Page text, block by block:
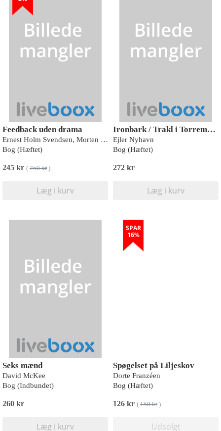
Feedback uden drama
Ernest Holm Svendsen, Morten W. Andersen
Bog (Hæftet)
245 kr ( 250 kr)
Læg i kurv
Ironbark / Trakl i Torremolinos
Ejler Nyhavn
Bog (Hæftet)
272 kr
Læg i kurv
Seks mænd
David McKee
Bog (Indbundet)
260 kr
Læg i kurv
SPAR
16%
Spøgelset på Liljeskov
Dorte Franzéen
Bog (Hæftet)
126 kr ( 150 kr)
Udsolgt